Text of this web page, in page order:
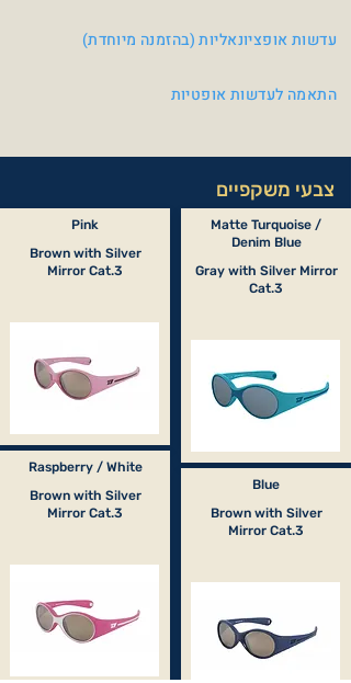
עדשות אופציונאליות (בהזמנה מיוחדת)
התאמה לעדשות אופטיות
צבעי משקפיים
Pink
Brown with Silver
Mirror Cat.3
Raspberry / White
Brown with Silver
Mirror Cat.3
Matte Turquoise /
Denim Blue
Gray with Silver Mirror
Cat.3
Blue
Brown with Silver
Mirror Cat.3